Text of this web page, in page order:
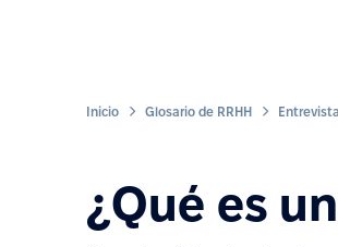
Inicio Glosario de RRHH
¿Qué es